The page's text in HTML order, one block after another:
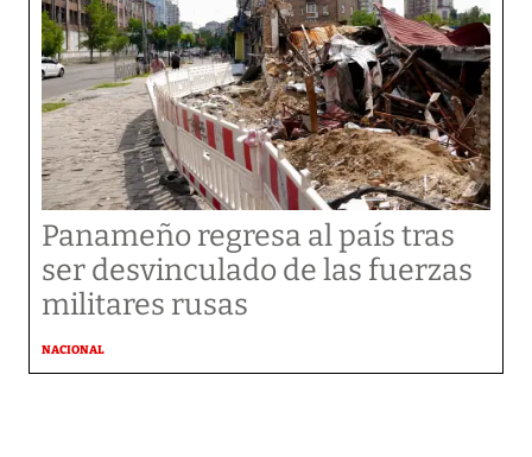
Panameño regresa al país tras
ser desvinculado de las fuerzas
militares rusas
NACIONAL